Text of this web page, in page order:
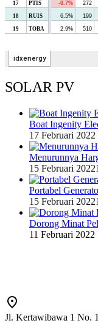
SOLAR PV
Boat Ingenity
17 Februari 2022
Menurunnya
15 Februari 2022
Portabel
15 Februari 2022
Dorong Minat
11 Februari 2022
Jl. Kertawibawa 1 No.